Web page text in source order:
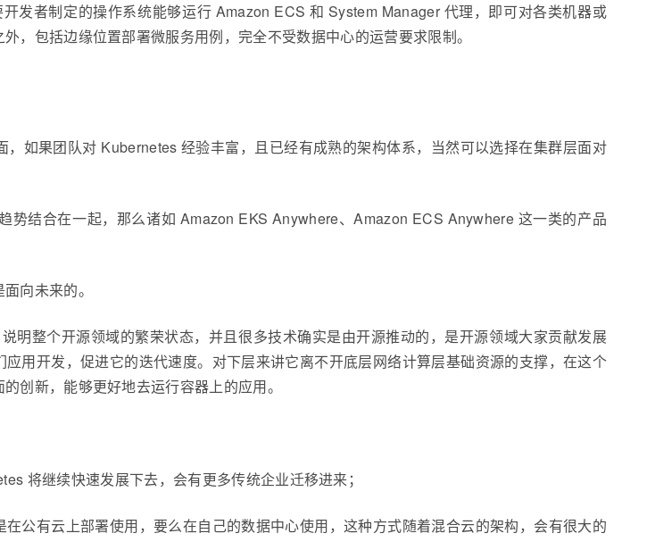
发者制定的操作系统能够运行 Amazon ECS 和 System Manager 代理，即可对各类机器或
，包括边缘位置部署微服务用例，完全不受数据中心的运营要求限制。
如果团队对 Kubernetes 经验丰富，且已经有成熟的架构体系，当然可以选择在集群层面对
结合在一起，那么诸如 Amazon EKS Anywhere、Amazon ECS Anywhere 这一类的产品
向未来的。
明整个开源领域的繁荣状态，并且很多技术确实是由开源推动的，是开源领域大家贡献发展
用开发，促进它的迭代速度。对下层来讲它离不开底层网络计算层基础资源的支撑，在这个
创新，能够更好地去运行容器上的应用。
将继续快速发展下去，会有更多传统企业迁移进来；
公有云上部署使用，要么在自己的数据中心使用，这种方式随着混合云的架构，会有很大的